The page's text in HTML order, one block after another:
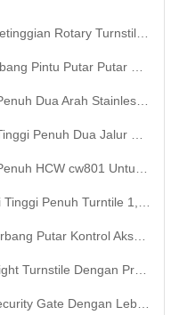
Rotary Turnstile Gate
Putar Putar Setengah Tinggi
Stainless Steel cw802 304
Untuk Kontrol Akses Pejalan Kaki
Untuk Kontrol Akses Pejalan Kaki
1,5 Mm Ketebalan 20 Orang / Menit
Kaki Dan Tinggi Penuh 2400*1500*2300mm
Power Off Unlocking And Durable Construction
rs232/rs485 Komunikasi Dan Sertifikasi ISO 9001/CE